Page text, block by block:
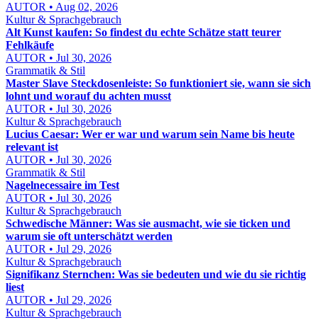
AUTOR • Aug 02, 2026
Kultur & Sprachgebrauch
Alt Kunst kaufen: So findest du echte Schätze statt teurer
Fehlkäufe
AUTOR • Jul 30, 2026
Grammatik & Stil
Master Slave Steckdosenleiste: So funktioniert sie, wann sie sich
lohnt und worauf du achten musst
AUTOR • Jul 30, 2026
Kultur & Sprachgebrauch
Lucius Caesar: Wer er war und warum sein Name bis heute
relevant ist
AUTOR • Jul 30, 2026
Grammatik & Stil
Nagelnecessaire im Test
AUTOR • Jul 30, 2026
Kultur & Sprachgebrauch
Schwedische Männer: Was sie ausmacht, wie sie ticken und
warum sie oft unterschätzt werden
AUTOR • Jul 29, 2026
Kultur & Sprachgebrauch
Signifikanz Sternchen: Was sie bedeuten und wie du sie richtig
liest
AUTOR • Jul 29, 2026
Kultur & Sprachgebrauch